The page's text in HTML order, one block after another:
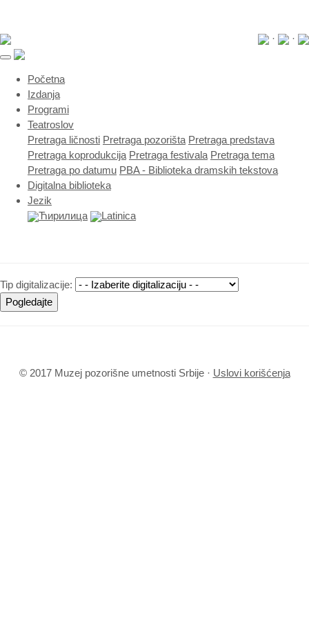
· ·
Početna(current)
Izdanja
Programi
Teatroslov
Pretraga ličnosti Pretraga pozorišta Pretraga predstava
Pretraga koprodukcija Pretraga festivala Pretraga tema
Pretraga po datumu PBA - Biblioteka dramskih tekstova
Digitalna biblioteka
Jezik
Ћирилица
Latinica
Tip digitalizacije:
Pogledajte
© 2017 Muzej pozorišne umetnosti Srbije · Uslovi korišćenja